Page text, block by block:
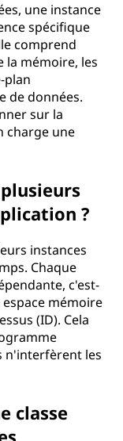
une instance
spécifique
comprend
la mémoire, les
plan
de données.
sur la
charge une
?
instances
Chaque
c'est-
mémoire
(ID). Cela
n'interfèrent les
classe